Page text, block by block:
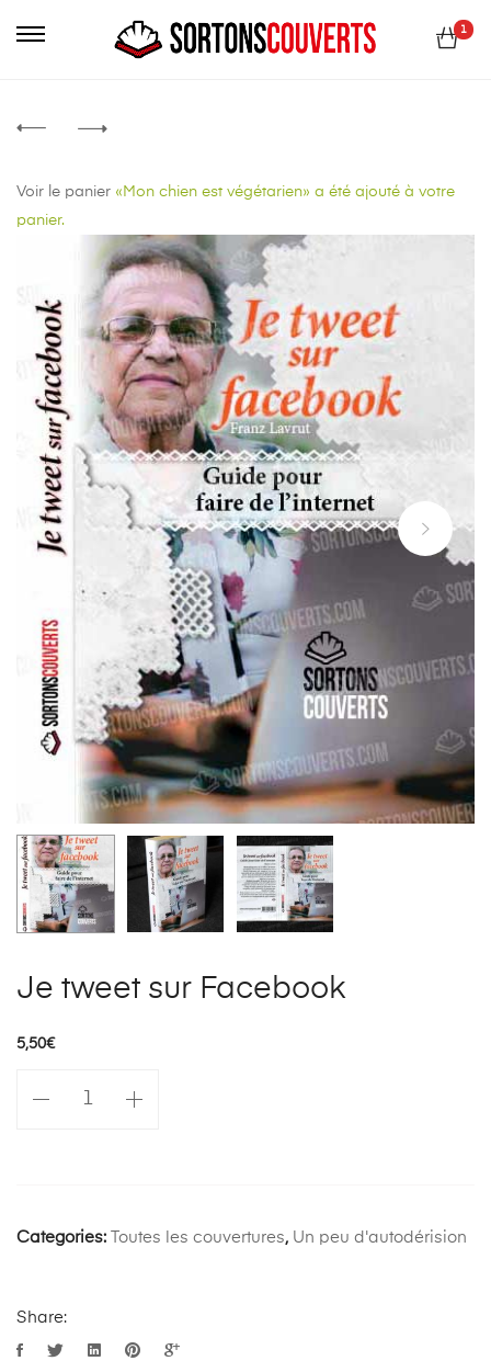
1
Voir le panier «Mon chien est végétarien» a été ajouté à votre
panier.
Je tweet sur Facebook
5,50€
Categories: Toutes les couvertures, Un peu d'autodérision
Share: